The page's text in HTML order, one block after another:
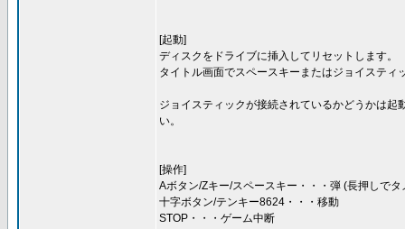
[起動]
ディスクをドライブに挿入してリセットします。
タイトル画面でスペースキーまたはジョイスティ
ジョイスティックが接続されているかどうかは
い。
[操作]
Aボタン/Zキー/スペースキー・・・弾 (長押しでタ
十字ボタン/テンキー8624・・・移動
STOP・・・ゲーム中断